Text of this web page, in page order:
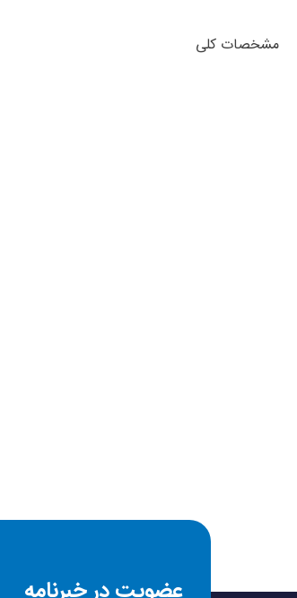
مشخصات کلی